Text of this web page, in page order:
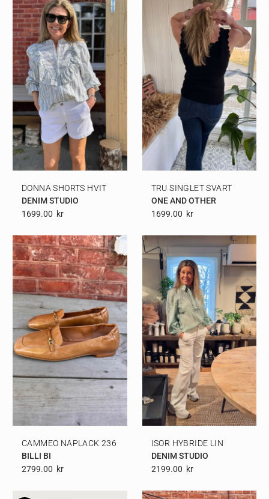
DONNA SHORTS HVIT
DENIM STUDIO
1699.00 Kr
TRU SINGLET SVART
ONE AND OTHER
1699.00 Kr
CAMMEO NAPLACK 236
BILLI BI
2799.00 Kr
ISOR HYBRIDE LIN
DENIM STUDIO
2199.00 Kr